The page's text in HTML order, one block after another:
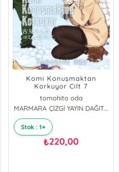
Komi Konuşmaktan
Korkuyor Cilt 7
tomohito oda
MARMARA ÇİZGİ YAYIN DAĞITIM
Stok : 1+
₺220,00